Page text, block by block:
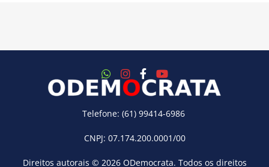
Telefone: (61) 99414-6986
CNPJ: 07.174.200.0001/00
Direitos autorais © 2026 ODemocrata. Todos os direitos